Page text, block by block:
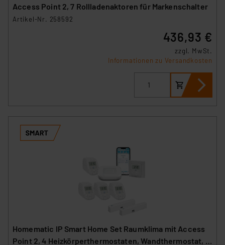
Access Point 2, 7 Rollladenaktoren für Markenschalter
Artikel-Nr. 258592
436,93 €
zzgl. MwSt.
Informationen zu Versandkosten
Homematic IP Smart Home Set Raumklima mit Access
Point 2, 4 Heizkörperthermostaten, Wandthermostat, 2